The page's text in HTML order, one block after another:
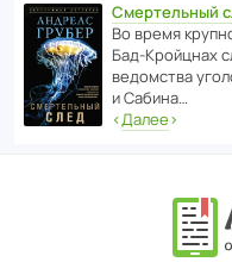
Смертельный
Во время
Бад‑Крой­цнах
ведомства
и Сабина…
‹Далее›